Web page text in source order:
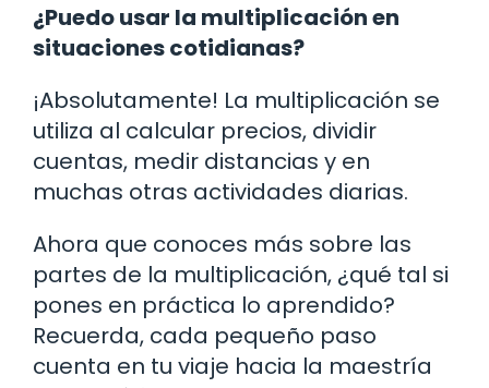
¿Puedo usar la multiplicación en
situaciones cotidianas?
¡Absolutamente! La multiplicación se
utiliza al calcular precios, dividir
cuentas, medir distancias y en
muchas otras actividades diarias.
Ahora que conoces más sobre las
partes de la multiplicación, ¿qué tal si
pones en práctica lo aprendido?
Recuerda, cada pequeño paso
cuenta en tu viaje hacia la maestría